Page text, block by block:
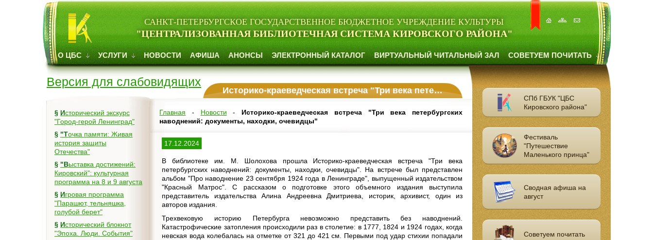
САНКТ-ПЕТЕРБУРГСКОЕ ГОСУДАРСТВЕННОЕ БЮДЖЕТНОЕ УЧРЕЖДЕНИЕ КУЛЬТУРЫ
"ЦЕНТРАЛИЗОВАННАЯ БИБЛИОТЕЧНАЯ СИСТЕМА КИРОВСКОГО РАЙОНА"
О ЦБС УСЛУГИ НОВОСТИ АФИША АНОНСЫ ЭЛЕКТРОННЫЙ КАТАЛОГ ВИРТУАЛЬНЫЙ ЧИТАЛЬНЫЙ ЗАЛ СОВЕТУЕМ ПОЧИТАТЬ
Версия для слабовидящих
§ Исторический экскурс
"Город-герой Ленинград"
§ "Точка памяти: Живая
история защиты
Отечества"
§ "Выставка достижений:
Кировский": культурная
программа на 8 и 9 августа
§ Игровая программа
"Парашют, тельняшка,
голубой берет"
§ Исторический блокнот
"Эпоха. Люди. События"
Историко-краеведческая встреча "Три века петербургских наводнений: документы, находки, очевидцы"
Главная - Новости - Историко-краеведческая встреча "Три века петербургских
наводнений: документы, находки, очевидцы"
17.12.2024
В библиотеке им. М. Шолохова прошла Историко-краеведческая встреча "Три века
петербургских наводнений: документы, находки, очевидцы". На встрече был представлен
альбом "Про наводнение 23 сентября 1924 года в Ленинграде", выпущенный издательством
"Красный Матрос". С рассказом о подготовке этого объемного издания выступила
представитель издательства Алина Андреевна Дмитриева, историк, архивист, один из
авторов издания.
Трехвековую историю Петербурга невозможно представить без наводнений.
Катастрофические затопления происходили раз в столетие: в 1777, 1824 и 1924 годах, когда
невская вода колебалась на отметке от 321 до 421 см. Первыми под удар стихии попадали
СПб ГБУК "ЦБС
Кировского района"
Фестиваль
"Путешествие
Маленького принца"
Сводная афиша на
август
Советуем почитать